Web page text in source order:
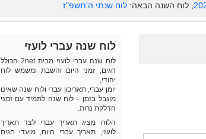
, לוח השנה הבאה: לוח שנתי ה'תשפ"ז
לוח שנה עברי לועזי
לוח שנה עברי לועזי מבית 2net הכולל
חגים, זמני היום והשבת ומשמש לוח
יהודי,
יומן עברי, תאריכון עברי ולוח שנה שאינו
מוגבל בזמן – לוח שנה לתמיד עם זמני
הדלקת נרות.
הלוח מציג תאריך עברי לצד תאריך
לועזי, תאריך עברי היום, מועדי חגים